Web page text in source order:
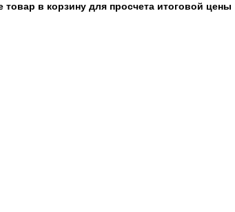
товар в корзину для просчета итоговой цены